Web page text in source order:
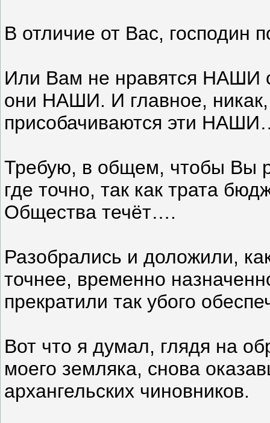
В отличие от Вас, господин
Или Вам не нравятся НАШИ
они НАШИ. И главное,
присобачиваются эти
Требую, в общем, чтобы Вы
где точно, так как трата
Общества течёт….
Разобрались и доложили,
точнее, временно
прекратили так убого
Вот что я думал, глядя на
моего земляка, снова
архангельских чиновников.